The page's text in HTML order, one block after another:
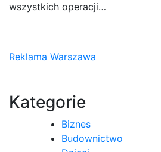
wszystkich operacji…
Nawigacja
Reklama Warszawa
Kategorie
Biznes
Budownictwo